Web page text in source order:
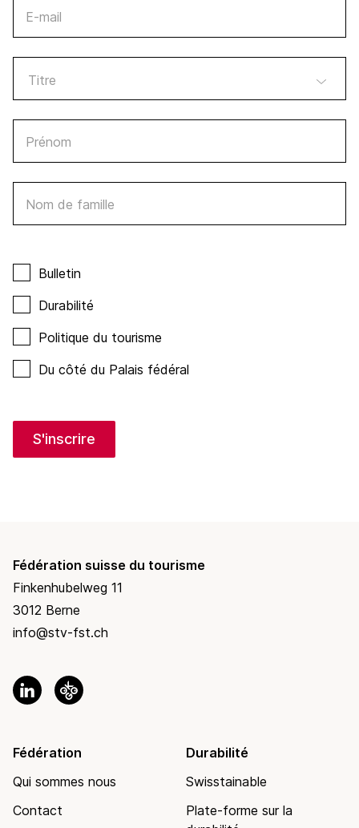
E-mail
Prénom
Nom de famille
Bulletin
Durabilité
Politique du tourisme
Du côté du Palais fédéral
S'inscrire
Fédération suisse du tourisme
Finkenhubelweg 11
3012 Berne
info@stv-fst.ch
Fédération
Qui sommes nous
Contact
Durabilité
Swisstainable
Plate-forme sur la